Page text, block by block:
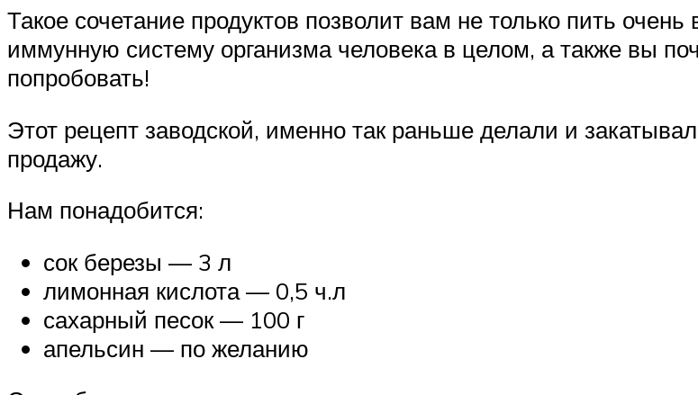
Такое сочетание продуктов позволит вам не только пить
иммунную систему организма человека в целом, а также вы
попробовать!
Этот рецепт заводской, именно так раньше делали и
продажу.
Нам понадобится:
сок березы — 3 л
лимонная кислота — 0,5 ч.л
сахарный песок — 100 г
апельсин — по желанию